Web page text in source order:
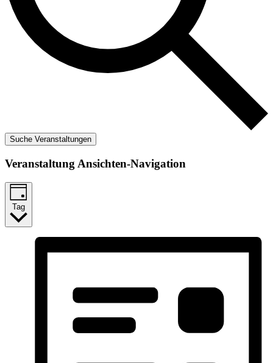
Suche Veranstaltungen
Veranstaltung Ansichten-Navigation
Tag